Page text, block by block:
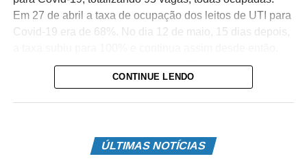
Em 27 de abril a taxa de ocupação dos leitos de UTI para
Covid-19 era de 68%. No dia 12 de maio, 15 dias depois,
Já com relação às enfermarias, em 27 de abril a taxa era
de 49% de ocupação. No dia 12 e 28 de maio 96% dos
A microrregião de Passos, que abrange 14 municípios,
CONTINUE LENDO
ÚLTIMAS NOTÍCIAS